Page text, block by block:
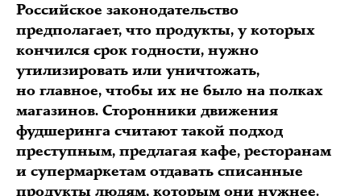
Российское законодательство
предполагает, что продукты, у которых
кончился срок годности, нужно
утилизировать или уничтожать,
но главное, чтобы их не было на полках
магазинов. Сторонники движения
фудшеринга считают такой подход
преступным, предлагая кафе, ресторанам
и супермаркетам отдавать списанные
продукты людям, которым они нужнее.